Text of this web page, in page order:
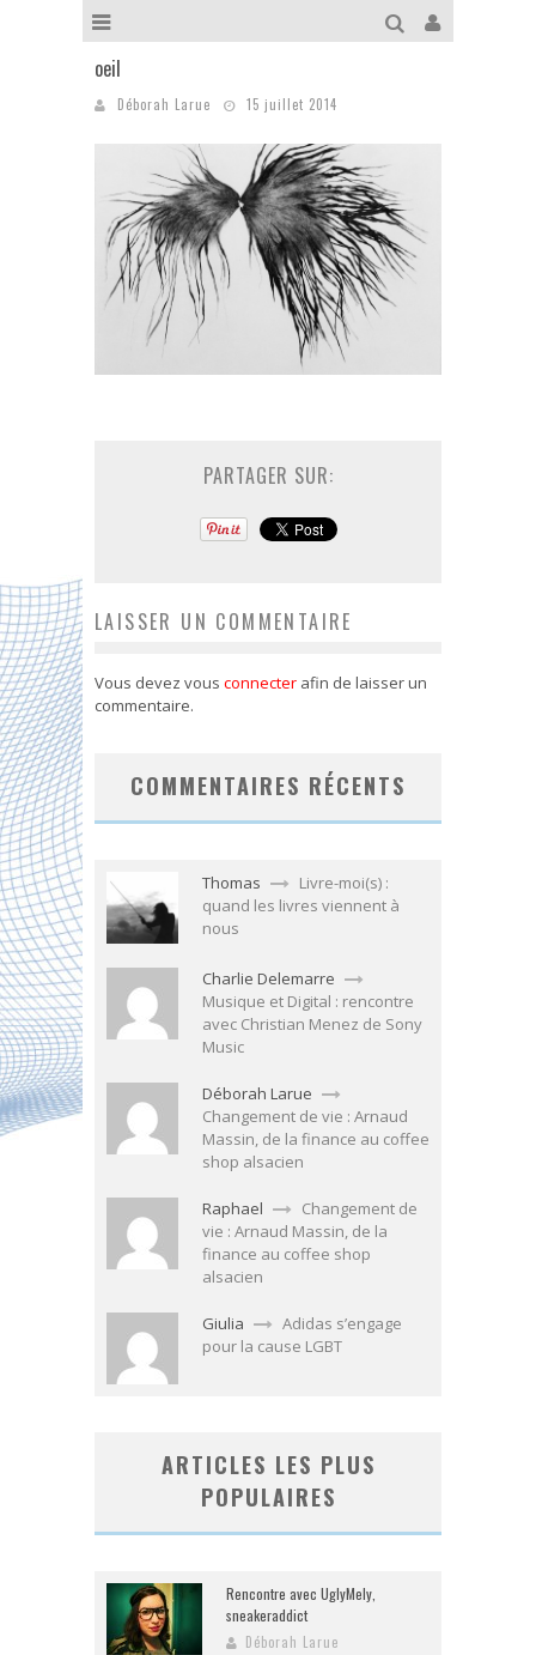
oeil
Déborah Larue 15 juillet 2014
PARTAGER SUR:
LAISSER UN COMMENTAIRE
Vous devez vous connecter afin de laisser un
commentaire.
COMMENTAIRES RÉCENTS
Thomas
Livre-moi(s) :
quand les livres viennent à
nous
Charlie Delemarre
Musique et Digital : rencontre
avec Christian Menez de Sony
Music
Déborah Larue
Changement de vie : Arnaud
Massin, de la finance au coffee
shop alsacien
Raphael
Changement de
vie : Arnaud Massin, de la
finance au coffee shop
alsacien
Giulia
Adidas s’engage
pour la cause LGBT
ARTICLES LES PLUS
POPULAIRES
Rencontre avec UglyMely,
sneakeraddict
Déborah Larue